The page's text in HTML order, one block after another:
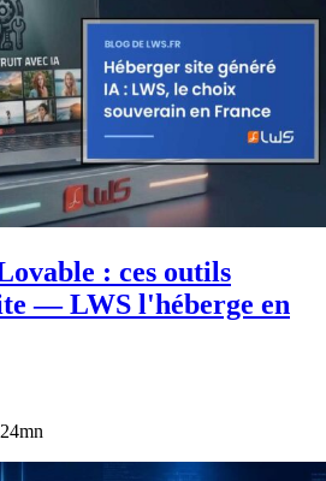
: ces outils
— LWS l'héberge en
24mn